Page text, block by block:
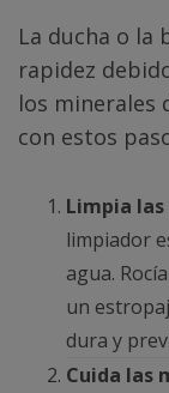
La ducha o la
rapidez
los minerales
con estos
Limpia
limpiador
agua.
un
dura y
Cuida las